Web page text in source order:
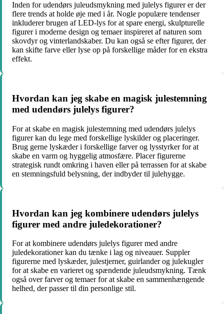
Inden for udendørs juleudsmykning med julelys figurer er der
flere trends at holde øje med i år. Nogle populære tendenser
inkluderer brugen af LED-lys for at spare energi, skulpturelle
figurer i moderne design og temaer inspireret af naturen som
skovdyr og vinterlandskaber. Du kan også se efter figurer, der
kan skifte farve eller lyse op på forskellige måder for en ekstra
effekt.
Hvordan kan jeg skabe en magisk julestemning
med udendørs julelys figurer?
For at skabe en magisk julestemning med udendørs julelys
figurer kan du lege med forskellige lyskilder og placeringer.
Brug gerne lyskæder i forskellige farver og lysstyrker for at
skabe en varm og hyggelig atmosfære. Placer figurerne
strategisk rundt omkring i haven eller på terrassen for at skabe
en stemningsfuld belysning, der indbyder til julehygge.
Hvordan kan jeg kombinere udendørs julelys
figurer med andre juledekorationer?
For at kombinere udendørs julelys figurer med andre
juledekorationer kan du tænke i lag og niveauer. Suppler
figurerne med lyskæder, julestjerner, guirlander og julekugler
for at skabe en varieret og spændende juleudsmykning. Tænk
også over farver og temaer for at skabe en sammenhængende
helhed, der passer til din personlige stil.